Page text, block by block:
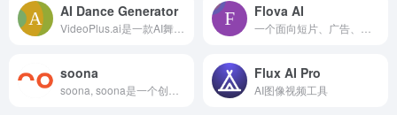
AI Dance Generator Flova AI
soona Flux AI Pro
AI图像视频工具